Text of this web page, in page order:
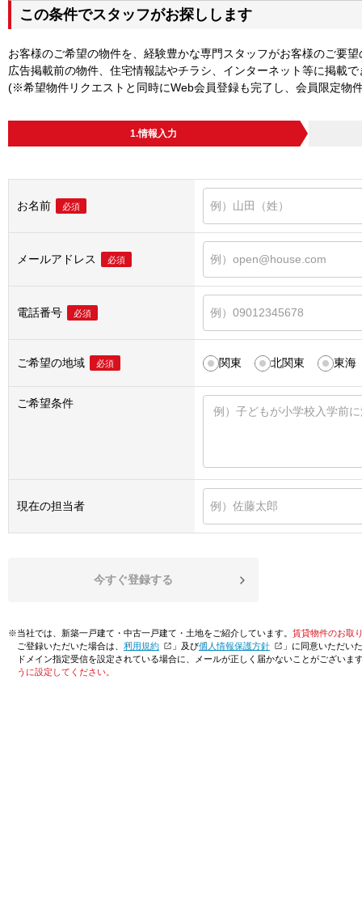
この条件でスタッフがお探しします
お客様のご希望の物件を、経験豊かな専門スタッフがお客様のご要望
広告掲載前の物件、住宅情報誌やチラシ、インターネット等に掲載
(※希望物件リクエストと同時にWeb会員登録も完了し、会員限定物
1.情報入力
お名前 必須
メールアドレス 必須
電話番号 必須
ご希望の地域 必須 関東 北関東 東海
ご希望条件
現在の担当者
今すぐ登録する
※当社では、新築一戸建て・中古一戸建て・土地をご紹介しています。 賃貸物件のお取
ご登録いただいた場合は、「利用規約 」及び「個人情報保護方針
」に同意いただい
ドメイン指定受信を設定されている場合に、メールが正しく届かないことがございます
うに設定してください。